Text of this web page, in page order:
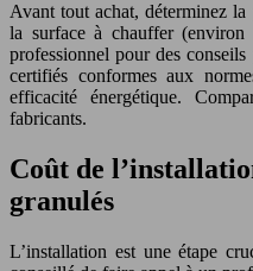
Avant tout achat, déterminez la
la surface à chauffer
professionnel pour des
certifiés conformes aux
efficacité énergétique.
fabricants.
Coût de
granulés
L’installation est une étape